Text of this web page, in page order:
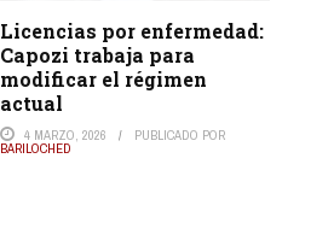
Licencias por enfermedad:
Capozi trabaja para
modificar el régimen
actual
4 MARZO, 2026 PUBLICADO POR
BARILOCHED